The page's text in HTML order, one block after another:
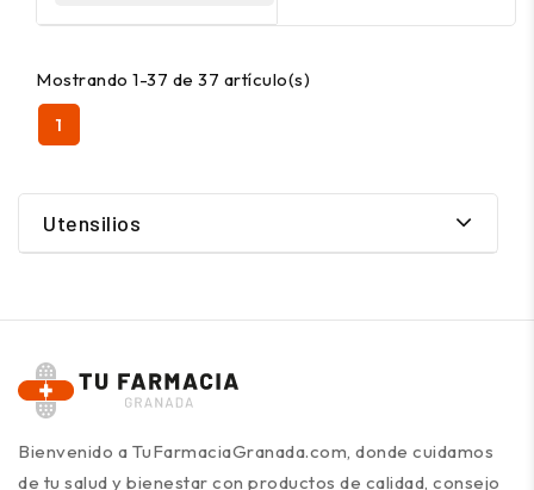
Mostrando 1-37 de 37 artículo(s)
1
Utensilios
Bienvenido a TuFarmaciaGranada.com, donde cuidamos
de tu salud y bienestar con productos de calidad, consejo